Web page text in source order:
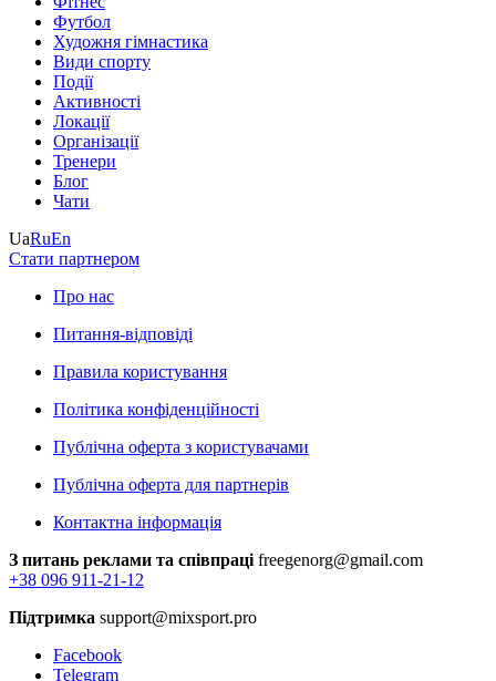
Футбол
Художня гімнастика
Види спорту
Події
Активності
Локації
Організації
Тренери
Блог
Чати
UaRuEn
Стати партнером
Про нас
Питання-відповіді
Правила користування
Політика конфіденційності
Публічна оферта з користувачами
Публічна оферта для партнерів
Контактна інформація
З питань реклами та співпраці freegenorg@gmail.com
+38 096 911-21-12
Підтримка support@mixsport.pro
Facebook
Telegram